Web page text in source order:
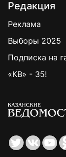
Редакция
Реклама
Выборы 2025
Подписка на
«КВ» - 35!